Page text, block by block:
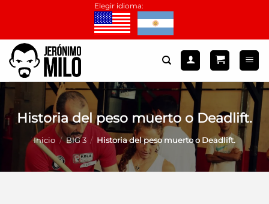
contenido
Elegir idioma:
Historia del peso muerto o Deadlift.
Inicio / BIG 3 / Historia del peso muerto o Deadlift.